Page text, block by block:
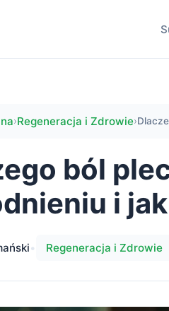
›Regeneracja i Zdrowie›
ból
i
• Regeneracja i Zdrowie